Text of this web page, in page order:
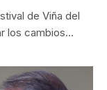
de Viña del
los cambios…